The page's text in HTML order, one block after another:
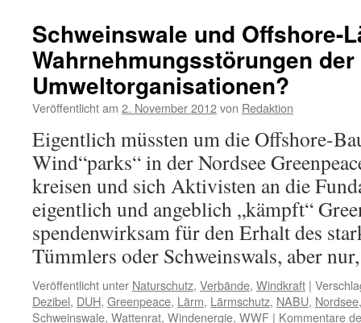
relativ,
kein
„Klima“,
nur
Wetter
Schweinswale und Offshore-
Wahrnehmungsstörungen der
Umweltorganisationen?
Veröffentlicht am 2. November 2012von Redaktion
Eigentlich müssten um die Offshore-
Wind“parks“ in der Nordsee
kreisen und sich Aktivisten an die
eigentlich und angeblich „kämpft“
spendenwirksam für den Erhalt des
Tümmlers oder Schweinswals, aber
Veröffentlicht unter Naturschutz, Verbände, Windkraft |
Dezibel, DUH, Greenpeace, Lärm, Lärmschutz, NABU, Nordsee
Schweinswale, Wattenrat, Windenergie, WWF | Kommentare